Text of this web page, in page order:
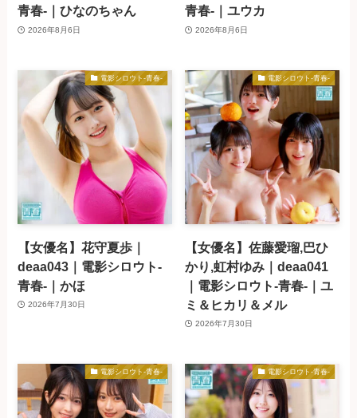
青春-｜ひなのちゃん
2026年8月6日
青春-｜ユウカ
2026年8月6日
電影シロウト-青春-
【女優名】花守夏歩｜
deaa043｜電影シロウト-
青春-｜かほ
2026年7月30日
電影シロウト-青春-
【女優名】佐藤愛瑠,巴ひ
かり,虹村ゆみ｜deaa041
｜電影シロウト-青春-｜ユ
ミ＆ヒカリ＆メル
2026年7月30日
電影シロウト-青春- 電影シロウト-青春-